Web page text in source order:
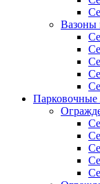
Вазоны
Парковочные